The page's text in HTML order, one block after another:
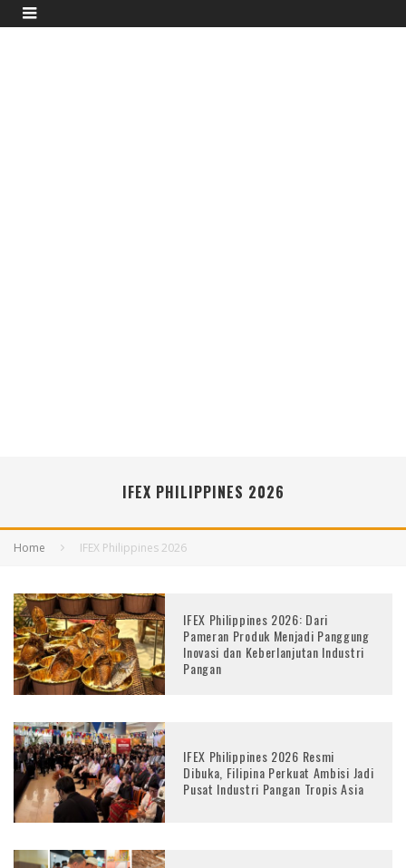
IFEX PHILIPPINES 2026
Home IFEX Philippines 2026
IFEX Philippines 2026: Dari
Pameran Produk Menjadi Panggung
Inovasi dan Keberlanjutan Industri
Pangan
IFEX Philippines 2026 Resmi
Dibuka, Filipina Perkuat Ambisi Jadi
Pusat Industri Pangan Tropis Asia